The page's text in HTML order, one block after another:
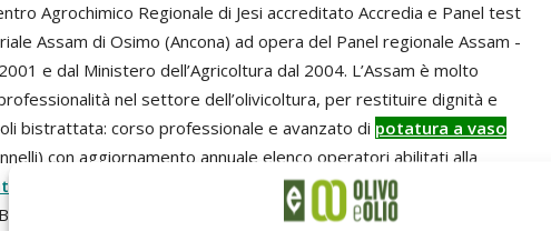
Agrochimico Regionale di Jesi accreditato Accredia e Panel test
Assam di Osimo (Ancona) ad opera del Panel regionale Assam -
e dal Ministero dell’Agricoltura dal 2004. L’Assam è molto
nel settore dell’olivicoltura, per restituire dignità e
bistrattata: corso professionale e avanzato di potatura a vaso
con aggiornamento annuale elenco operatori abilitati alla
abilitati alla potatura dell’olivo), e corso di idoneità fisiologica
Alfei) e successive sedute certificate di assaggio, valide ai